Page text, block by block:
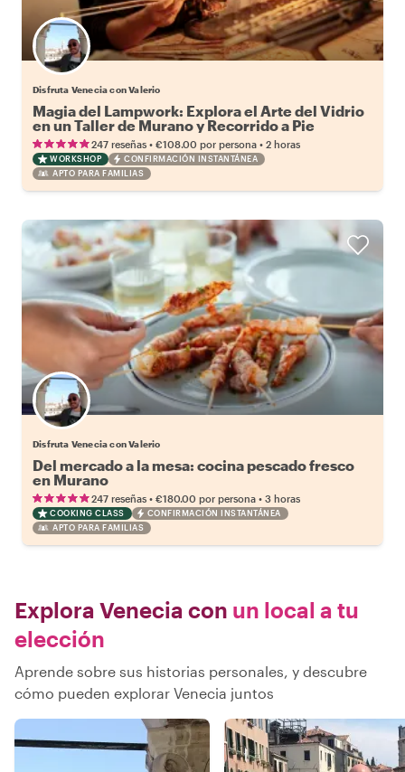
Disfruta Venecia con Valerio
Magia del Lampwork: Explora el Arte del Vidrio
en un Taller de Murano y Recorrido a Pie
247 reseñas • €108.00 por persona • 2 horas
WORKSHOP
CONFIRMACIÓN INSTANTÁNEA
APTO PARA FAMILIAS
Disfruta Venecia con Valerio
Del mercado a la mesa: cocina pescado fresco
en Murano
247 reseñas • €180.00 por persona • 3 horas
COOKING CLASS
CONFIRMACIÓN INSTANTÁNEA
APTO PARA FAMILIAS
Explora Venecia con un local a tu
elección
Aprende sobre sus historias personales, y descubre
cómo pueden explorar Venecia juntos